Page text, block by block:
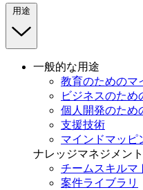
用途
一般的な用途
教育のためのマ
ビジネスのため
個人開発のため
支援技術
マインドマッピ
ナレッジマネジメント
チームスキルマ
案件ライブラリ